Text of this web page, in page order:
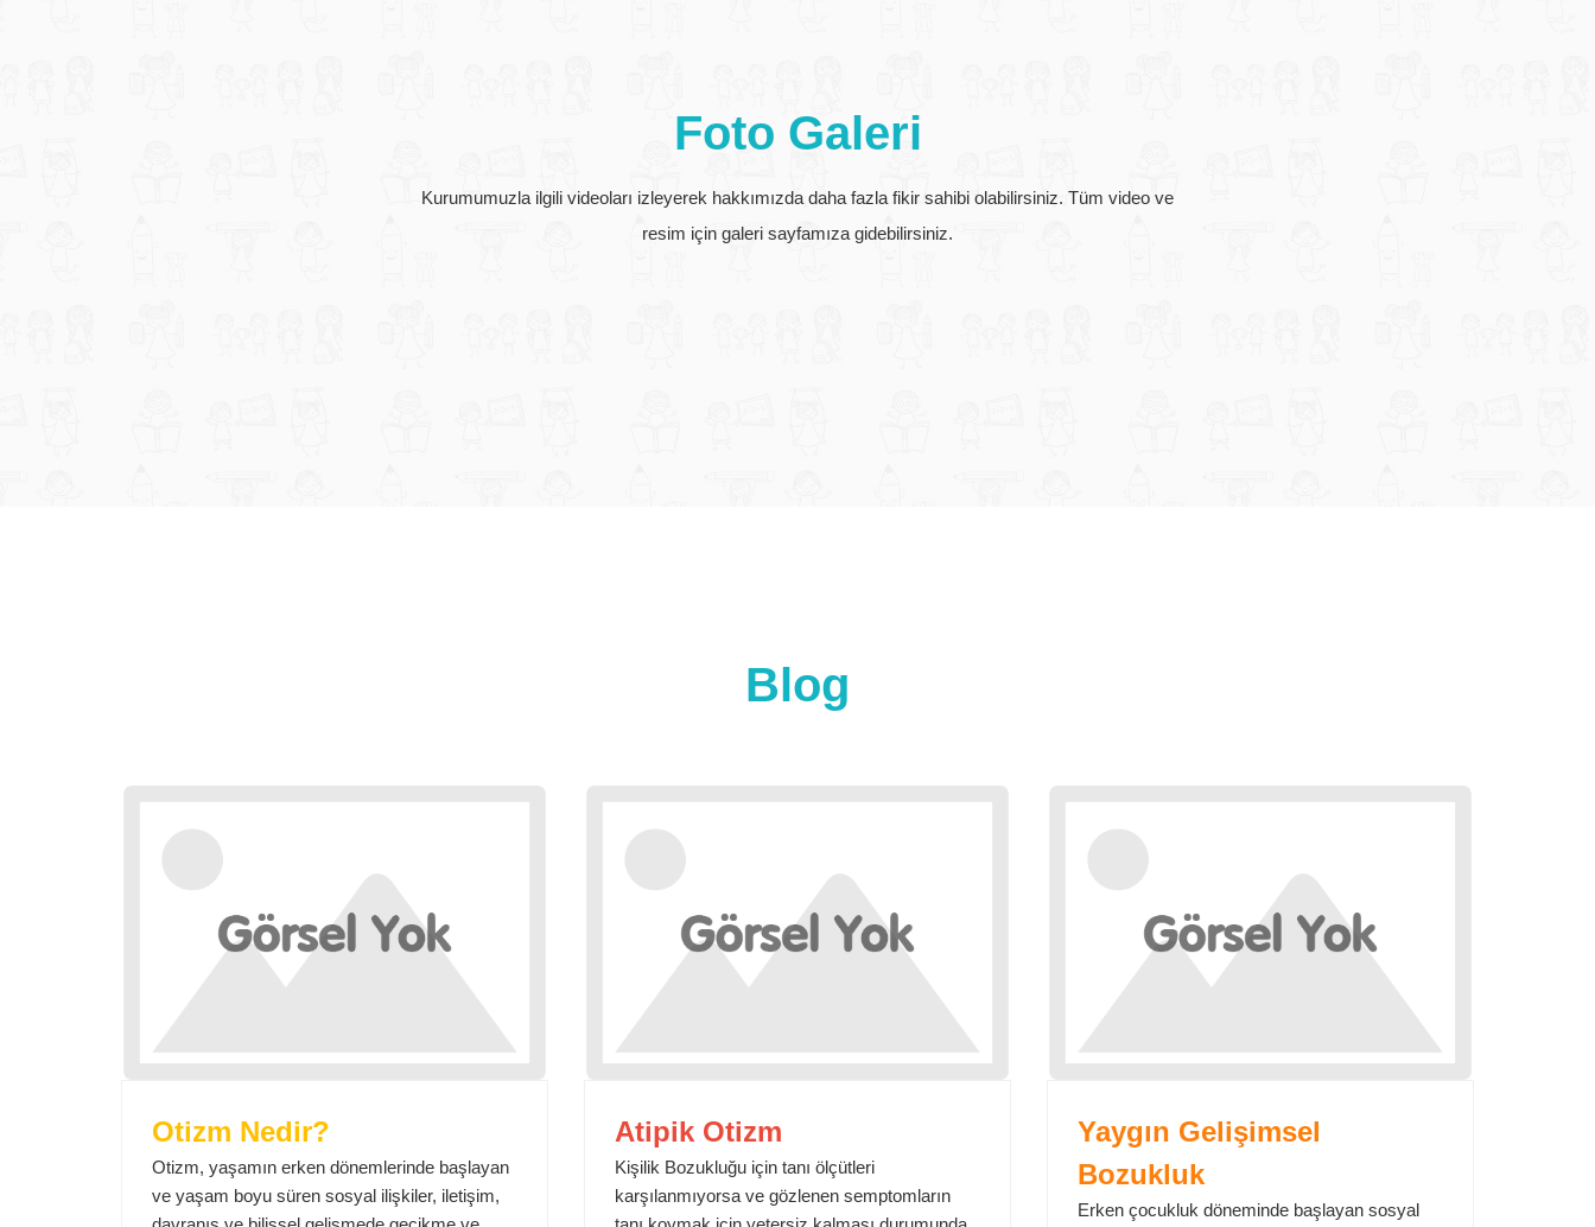
Foto Galeri
Kurumumuzla ilgili videoları izleyerek hakkımızda daha fazla fikir sahibi olabilirsiniz. Tüm video ve
resim için galeri sayfamıza gidebilirsiniz.
Blog
Otizm Nedir?
Otizm, yaşamın erken dönemlerinde başlayan
ve yaşam boyu süren sosyal ilişkiler, iletişim,
Atipik Otizm
Kişilik Bozukluğu için tanı ölçütleri
karşılanmıyorsa ve gözlenen semptomların
Yaygın Gelişimsel
Bozukluk
Erken çocukluk döneminde başlayan sosyal